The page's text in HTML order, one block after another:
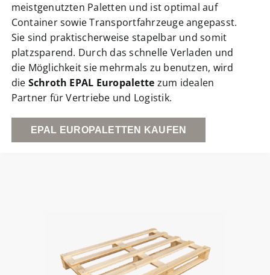
meistgenutzten Paletten und ist optimal auf
Container sowie Transportfahrzeuge angepasst.
Sie sind praktischerweise stapelbar und somit
platzsparend. Durch das schnelle Verladen und
die Möglichkeit sie mehrmals zu benutzen, wird
die Schroth EPAL Europalette zum idealen
Partner für Vertriebe und Logistik.
EPAL EUROPALETTEN KAUFEN